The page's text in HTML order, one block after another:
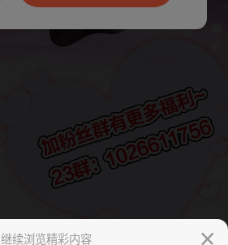
继续浏览精彩内容